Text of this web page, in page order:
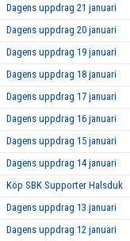
Dagens uppdrag 21 januari
Dagens uppdrag 20 januari
Dagens uppdrag 19 januari
Dagens uppdrag 18 januari
Dagens uppdrag 17 januari
Dagens uppdrag 16 januari
Dagens uppdrag 15 januari
Dagens uppdrag 14 januari
Köp SBK Supporter Halsduk
Dagens uppdrag 13 januari
Dagens uppdrag 12 januari